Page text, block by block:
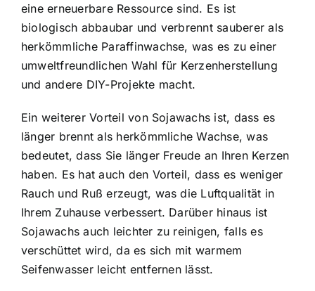
eine erneuerbare Ressource sind. Es ist
biologisch abbaubar und verbrennt sauberer als
herkömmliche Paraffinwachse, was es zu einer
umweltfreundlichen Wahl für Kerzenherstellung
und andere DIY-Projekte macht.
Ein weiterer Vorteil von Sojawachs ist, dass es
länger brennt als herkömmliche Wachse, was
bedeutet, dass Sie länger Freude an Ihren Kerzen
haben. Es hat auch den Vorteil, dass es weniger
Rauch und Ruß erzeugt, was die Luftqualität in
Ihrem Zuhause verbessert. Darüber hinaus ist
Sojawachs auch leichter zu reinigen, falls es
verschüttet wird, da es sich mit warmem
Seifenwasser leicht entfernen lässt.